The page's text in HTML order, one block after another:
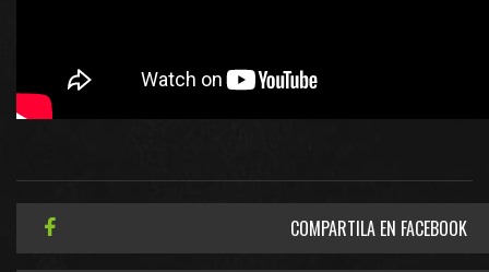
COMPARTILA EN FACEBOOK